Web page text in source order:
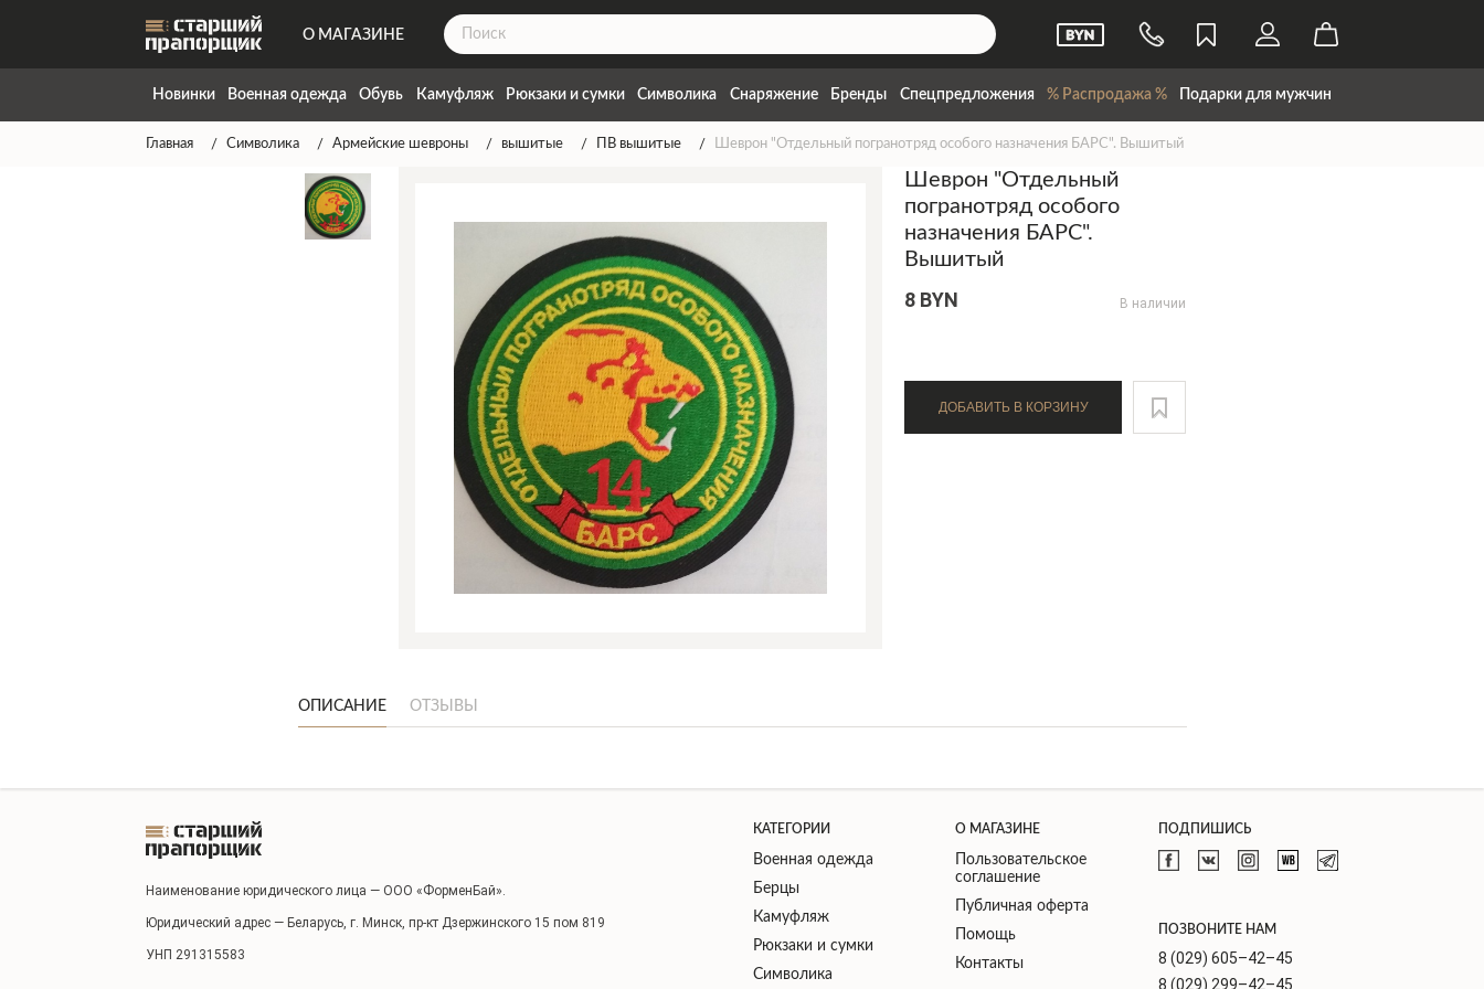
О МАГАЗИНЕ
ДОСТАВКА
КОНТАКТЫ
НАПИСАТЬ НАМ
ТАБЛИЦА РАЗМЕРОВ
Новинки Военная одежда Обувь Камуфляж Рюкзаки и сумки Символика Снаряжение Бренды Спецпредложения % Распродажа % Подарки для мужчин
Главная Символика Армейские шевроны вышитые ПВ вышитые Шеврон "Отдельный погранотряд особого назначения БАРС". Вышитый
Шеврон "Отдельный
погранотряд особого
назначения БАРС".
Вышитый
8 BYN В наличии
ДОБАВИТЬ В КОРЗИНУ
ОПИСАНИЕ ОТЗЫВЫ
Наименование юридического лица — ООО «ФорменБай».
Юридический адрес — Беларусь, г. Минск, пр-кт Дзержинского 15 пом 819
УНП 291315583
КАТЕГОРИИ
Военная одежда
Берцы
Камуфляж
Рюкзаки и сумки
Символика
О МАГАЗИНЕ
Пользовательское
соглашение
Публичная оферта
Помощь
Контакты
ПОДПИШИСЬ
ПОЗВОНИТЕ НАМ
8 (029) 605–42–45
8 (029) 299–42–45